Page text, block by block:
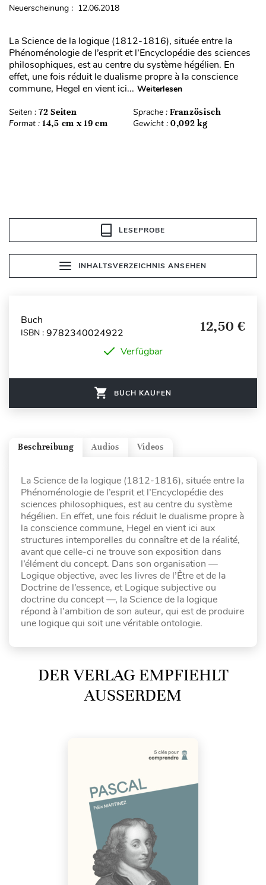
Neuerscheinung : 12.06.2018
La Science de la logique (1812-1816), située entre la
Phénoménologie de l’esprit et l’Encyclopédie des sciences
philosophiques, est au centre du système hégélien. En
effet, une fois réduit le dualisme propre à la conscience
commune, Hegel en vient ici... Weiterlesen
Seiten : 72 Seiten Sprache : Französisch
Format : 14,5 cm x 19 cm Gewicht : 0,092 kg
LESEPROBE
INHALTSVERZEICHNIS ANSEHEN
Buch
ISBN : 9782340024922 12,50 €
Verfügbar
BUCH KAUFEN
Videos
Audios
Beschreibung
La Science de la logique (1812-1816), située entre la
Phénoménologie de l’esprit et l’Encyclopédie des
sciences philosophiques, est au centre du système
hégélien. En effet, une fois réduit le dualisme propre à
la conscience commune, Hegel en vient ici aux
structures intemporelles du connaître et de la réalité,
avant que celle-ci ne trouve son exposition dans
l’élément du concept. Dans son organisation —
Logique objective, avec les livres de l’Être et de la
Doctrine de l’essence, et Logique subjective ou
doctrine du concept —, la Science de la logique
répond à l’ambition de son auteur, qui est de produire
une logique qui soit une véritable ontologie.
DER VERLAG EMPFIEHLT
AUSSERDEM